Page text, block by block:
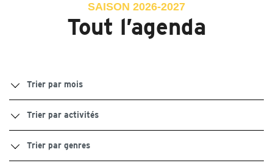
SAISON 2026-2027
Tout l’agenda
Trier par mois
Trier par activités
Trier par genres